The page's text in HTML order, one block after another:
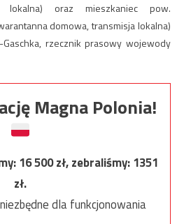
lokalna) oraz mieszkaniec pow.
domowa, transmisja lokalna)
rzecznik prasowy wojewody
Magna Polonia!
16 500zł, zebraliśmy:1351
zł.
dla funkcjonowania